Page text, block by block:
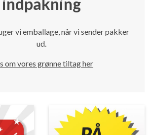
vi emballage, når vi sender pakker
ud.
om vores grønne tiltag her